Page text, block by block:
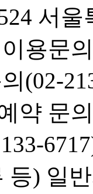
서
용문
(02-
약 문
) 일